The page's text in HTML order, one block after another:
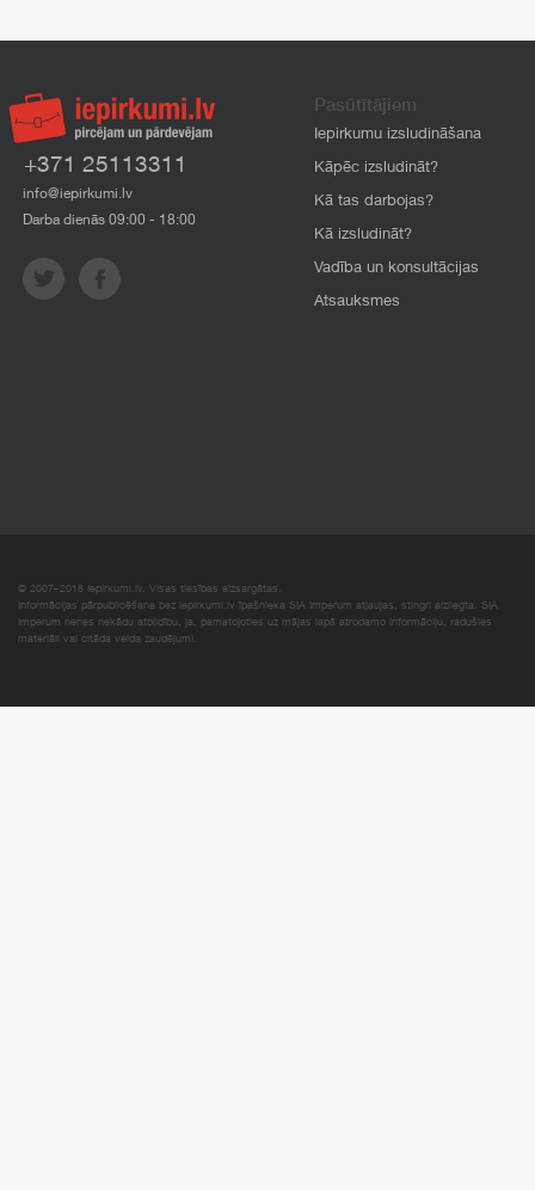
+371 25113311
info@iepirkumi.lv
Darba dienās 09:00 - 18:00
Pasūtītājiem
Iepirkumu izsludināšana
Kāpēc izsludināt?
Kā tas darbojas?
Kā izsludināt?
Vadība un konsultācijas
Atsauksmes
© 2007–2018 Iepirkumi.lv. Visas tiesības aizsargātas.
Informācijas pārpublicēšana bez iepirkumi.lv īpašnieka SIA Imperum atļaujas, stingri aizliegta. SIA
Imperum nenes nekādu atbildību, ja, pamatojoties uz mājas lapā atrodamo informāciju, radušies
materiāli vai citāda veida zaudējumi.